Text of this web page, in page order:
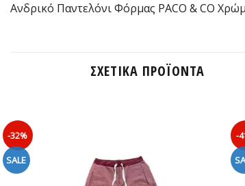
Aνδρικό Παντελόνι Φόρμας PACO & CO
ΣΧΕΤΙΚΆ ΠΡΟΪΌΝΤΑ
-32%
SALE
-